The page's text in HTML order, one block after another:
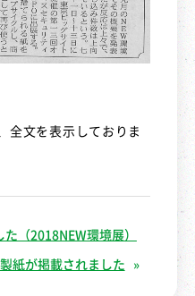
全文を表示しておりま
（2018NEW環境展）
紙が掲載されました